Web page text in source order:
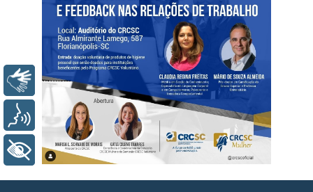
Libras
Voz
+ Acessibilidade